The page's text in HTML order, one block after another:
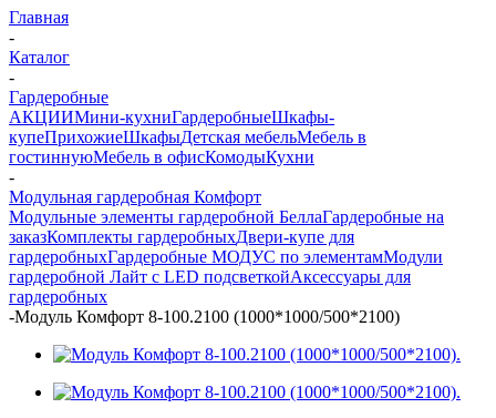
Главная
-
Каталог
-
Гардеробные
АКЦИИМини-кухниГардеробныеШкафы-
купеПрихожиеШкафыДетская мебельМебель в
гостиннуюМебель в офисКомодыКухни
-
Модульная гардеробная Комфорт
Модульные элементы гардеробной БеллаГардеробные на
заказКомплекты гардеробныхДвери-купе для
гардеробныхГардеробные МОДУС по элементамМодули
гардеробной Лайт с LED подсветкойАксессуары для
гардеробных
-Модуль Комфорт 8-100.2100 (1000*1000/500*2100)